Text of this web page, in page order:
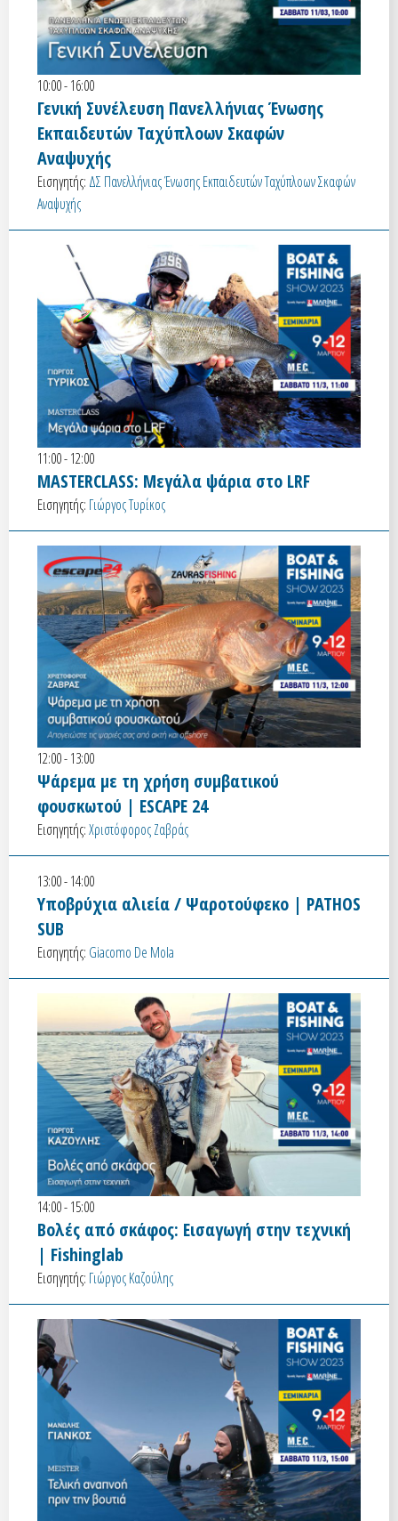
10:00 - 16:00
Γενική Συνέλευση Πανελλήνιας Ένωσης
Εκπαιδευτών Ταχύπλοων Σκαφών
Αναψυχής
Εισηγητής: ΔΣ Πανελλήνιας Ένωσης Εκπαιδευτών Ταχύπλοων Σκαφών
Αναψυχής
11:00 - 12:00
MASTERCLASS: Μεγάλα ψάρια στο LRF
Εισηγητής: Γιώργος Τυρίκος
12:00 - 13:00
Ψάρεμα με τη χρήση συμβατικού
φουσκωτού | ESCAPE 24
Εισηγητής:Χριστόφορος Ζαβράς
13:00 - 14:00
Υποβρύχια αλιεία / Ψαροτούφεκο | PATHOS
SUB
Εισηγητής: Giacomo De Mola
14:00 - 15:00
Βολές από σκάφος: Εισαγωγή στην τεχνική
| Fishinglab
Εισηγητής: Γιώργος Καζούλης